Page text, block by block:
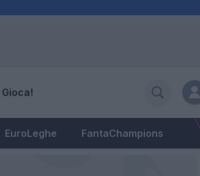
Gioca!
EuroLeghe FantaChampions